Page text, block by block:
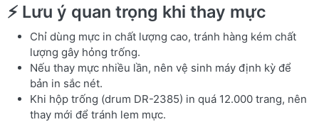
⚡ Lưu ý quan trọng khi thay mực
Chỉ dùng mực in chất lượng cao, tránh hàng kém chất
lượng gây hỏng trống.
Nếu thay mực nhiều lần, nên vệ sinh máy định kỳ để
bản in sắc nét.
Khi hộp trống (drum DR-2385) in quá 12.000 trang, nên
thay mới để tránh lem mực.